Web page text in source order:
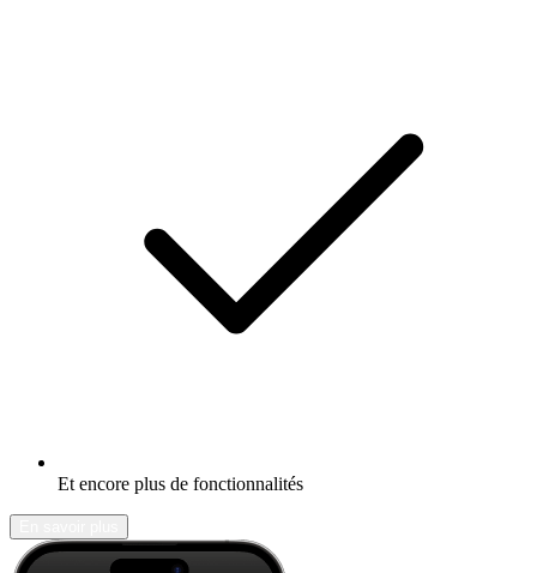
Et encore plus de fonctionnalités